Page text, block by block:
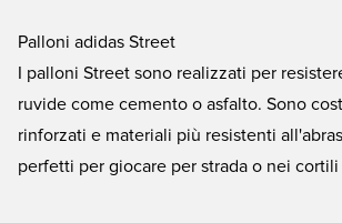
Palloni adidas Street
I palloni Street sono realizzati per
ruvide come cemento o asfalto. Sono
rinforzati e materiali più resistenti
perfetti per giocare per strada o nei